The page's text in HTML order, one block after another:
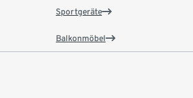
Sportgeräte
Balkonmöbel